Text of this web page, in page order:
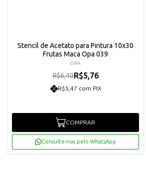
Stencil de Acetato para Pintura 10x30
Frutas Maca Opa 039
OPA
R$6,40R$5,76
R$5,47 com PIX
COMPRAR
Consulte-nos pelo WhatsApp